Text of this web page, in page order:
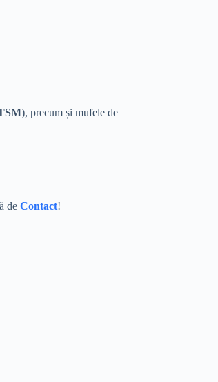
), precum și mufele de
de Contact!